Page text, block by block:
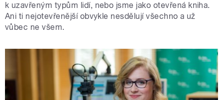
k uzavřeným typům lidí, nebo jsme jako otevřená kniha.
Ani ti nejotevřenější obvykle nesdělují všechno a už
vůbec ne všem.